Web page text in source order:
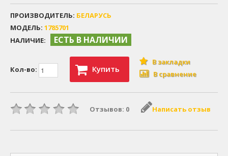
ПРОИЗВОДИТЕЛЬ: БЕЛАРУСЬ
МОДЕЛЬ: 1785701
НАЛИЧИЕ:
ЕСТЬ В НАЛИЧИИ
Кол-во: Купить
В закладки
В сравнение
Отзывов: 0 Написать отзыв